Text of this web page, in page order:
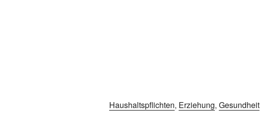
Haushaltspflichten, Erziehung, Gesundheit